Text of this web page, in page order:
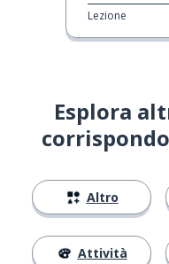
Lezione
Esplora
Altro
Attività